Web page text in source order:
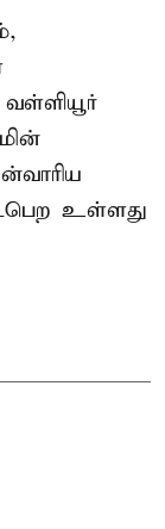
உள்ளது